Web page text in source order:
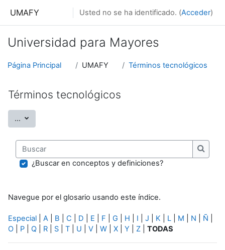
UMAFY Usted no se ha identificado. (Acceder)
Universidad para Mayores
Página Principal UMAFY Términos tecnológicos
Términos tecnológicos
... Exportar entradas
Buscar
Buscar
¿Buscar en conceptos y definiciones?
Navegue por el glosario usando este índice.
Especial A B C D E F G H I J K L M N Ñ
O
P Q R S T U V W X Y Z TODAS